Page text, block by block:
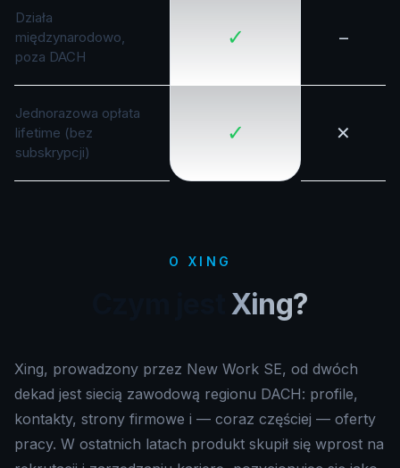
Działa
międzynarodowo,
poza DACH
✓ –
Jednorazowa opłata
lifetime (bez
subskrypcji)
✓ ✕
O XING
Xing?
Xing, prowadzony przez New Work SE, od dwóch
dekad jest siecią zawodową regionu DACH: profile,
kontakty, strony firmowe i — coraz częściej — oferty
pracy. W ostatnich latach produkt skupił się wprost na